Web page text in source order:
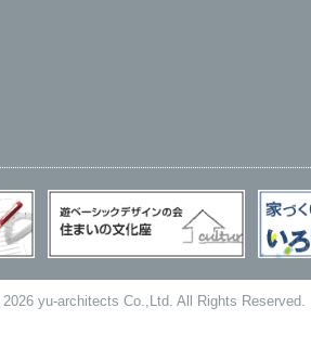
2026 yu-architects Co.,Ltd. All Rights Reserved.